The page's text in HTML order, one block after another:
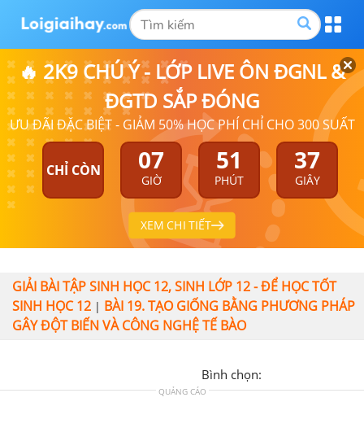
🔥 2K9 CHÚ Ý - LỚP LIVE ÔN ĐGNL &
ĐGTD SẮP ĐÓNG
ƯU ĐÃI ĐẶC BIỆT - GIẢM 50% HỌC PHÍ CHỈ CHO 300 SUẤT
CHỈ CÒN 07
GIỜ
51
PHÚT
37
GIÂY
XEM CHI TIẾT
GIẢI BÀI TẬP SINH HỌC 12, SINH LỚP 12 - ĐỂ HỌC TỐT
SINH HỌC 12 | BÀI 19. TẠO GIỐNG BẰNG PHƯƠNG PHÁP
GÂY ĐỘT BIẾN VÀ CÔNG NGHỆ TẾ BÀO
Bình chọn:
QUẢNG CÁO